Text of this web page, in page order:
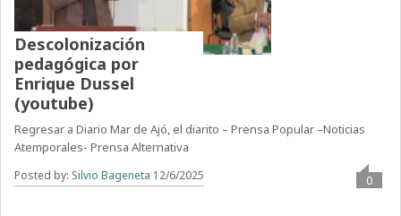
Descolonización
pedagógica por
Enrique Dussel
(youtube)
Regresar a Diario Mar de Ajó, el diarito – Prensa Popular –Noticias
Atemporales- Prensa Alternativa
Posted by: Silvio Bageneta 12/6/2025 0